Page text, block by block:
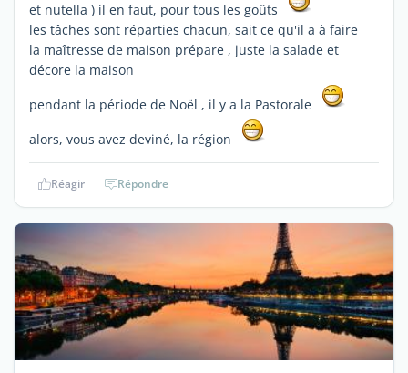
et nutella ) il en faut, pour tous les goûts
les tâches sont réparties chacun, sait ce qu'il a à faire
la maîtresse de maison prépare , juste la salade et
décore la maison
pendant la période de Noël , il y a la Pastorale
alors, vous avez deviné, la région
Réagir Répondre